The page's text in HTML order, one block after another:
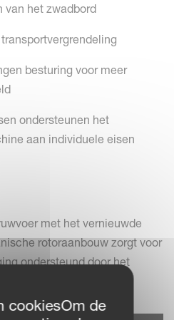
van het zwadbord
besturing voor meer
ondersteunen het
aan individuele eisen
met het vernieuwde
rotoraanbouw zorgt voor
ondersteund door het
cookiesOm de